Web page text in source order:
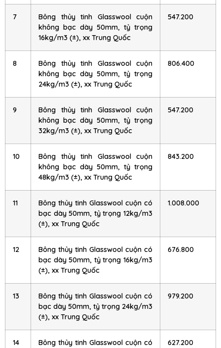
7
Bông thủy tinh Glasswool cuộn
không bạc dày 50mm, tỷ trọng
16kg/m3 (±), xx Trung Quốc
547.200
8
Bông thủy tinh Glasswool cuộn
không bạc dày 50mm, tỷ trọng
24kg/m3 (±), xx Trung Quốc
806.400
9
Bông thủy tinh Glasswool cuộn
không bạc dày 50mm, tỷ trọng
32kg/m3 (±), xx Trung Quốc
547.200
10
Bông thủy tinh Glasswool cuộn
không bạc dày 50mm, tỷ trọng
48kg/m3 (±), xx Trung Quốc
843.200
11
Bông thủy tinh Glasswool cuộn có
bạc dày 50mm, tỷ trọng 12kg/m3
(±), xx Trung Quốc
1.008.000
12
Bông thủy tinh Glasswool cuộn có
bạc dày 50mm, tỷ trọng 16kg/m3
(±), xx Trung Quốc
676.800
13
Bông thủy tinh Glasswool cuộn có
bạc dày 50mm, tỷ trọng 24kg/m3
(±), xx Trung Quốc
979.200
14
Bông thủy tinh Glasswool cuộn có
627.200